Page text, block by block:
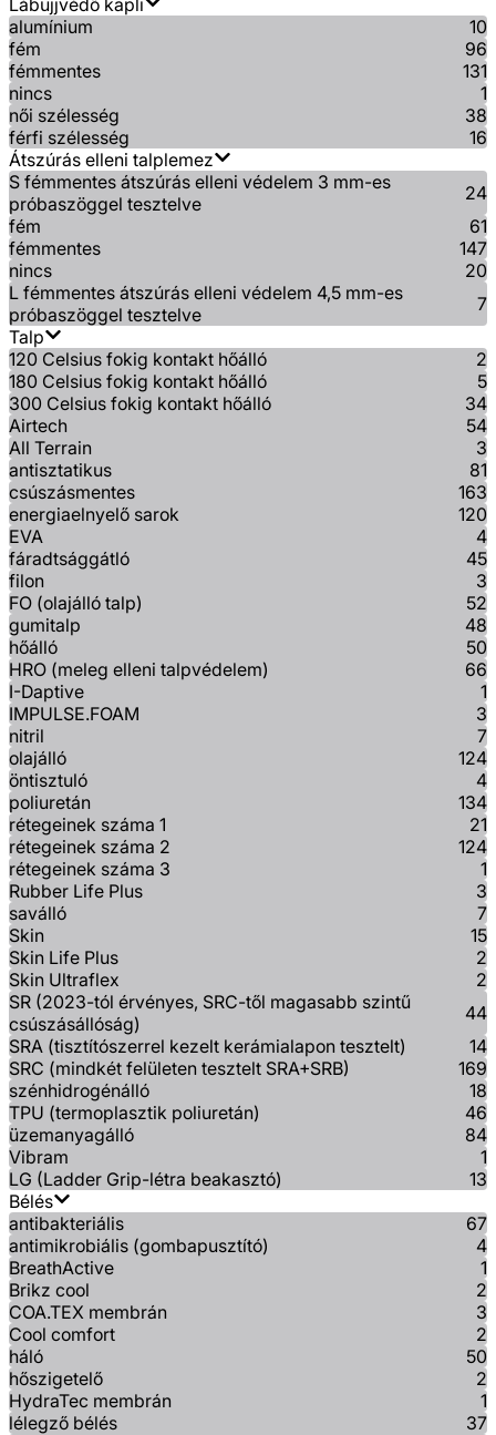
alumínium
10
fém
96
fémmentes
131
nincs
1
női szélesség
38
férfi szélesség
16
Átszúrás elleni talplemez
S fémmentes átszúrás elleni védelem 3 mm-es
próbaszöggel tesztelve
24
fém
61
fémmentes
147
nincs
20
L fémmentes átszúrás elleni védelem 4,5 mm-es
próbaszöggel tesztelve
7
Talp
120 Celsius fokig kontakt hőálló
2
180 Celsius fokig kontakt hőálló
5
300 Celsius fokig kontakt hőálló
34
Airtech
54
All Terrain
3
antisztatikus
81
csúszásmentes
163
energiaelnyelő sarok
120
EVA
4
fáradtsággátló
45
filon
3
FO (olajálló talp)
52
gumitalp
48
hőálló
50
HRO (meleg elleni talpvédelem)
66
I-Daptive
1
IMPULSE.FOAM
3
nitril
7
olajálló
124
öntisztuló
4
poliuretán
134
rétegeinek száma 1
21
rétegeinek száma 2
124
rétegeinek száma 3
1
Rubber Life Plus
3
saválló
7
Skin
15
Skin Life Plus
2
Skin Ultraflex
2
SR (2023-tól érvényes, SRC-től magasabb szintű
csúszásállóság)
44
SRA (tisztítószerrel kezelt kerámialapon tesztelt)
14
SRC (mindkét felületen tesztelt SRA+SRB)
169
szénhidrogénálló
18
TPU (termoplasztik poliuretán)
46
üzemanyagálló
84
Vibram
1
LG (Ladder Grip-létra beakasztó)
13
Bélés
antibakteriális
67
antimikrobiális (gombapusztító)
4
BreathActive
1
Brikz cool
2
COA.TEX membrán
3
Cool comfort
2
háló
50
hőszigetelő
2
HydraTec membrán
1
lélegző bélés
37